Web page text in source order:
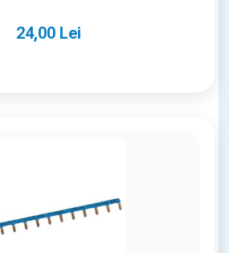
24,00 Lei